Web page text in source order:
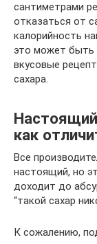
сантиметрами
отказаться от
калорийность
это может быть
вкусовые
сахара.
как
Все
настоящий, но
доходит до
“такой сахар
К сожалению,